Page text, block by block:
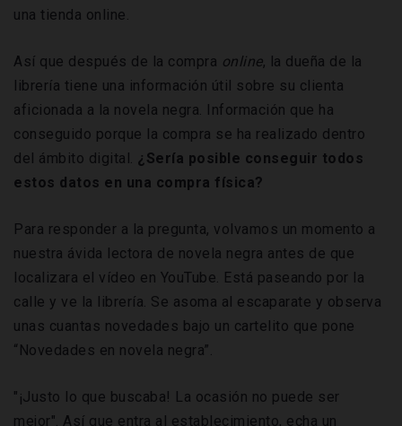
una tienda online.
Así que después de la compra online, la dueña de la
librería tiene una información útil sobre su clienta
aficionada a la novela negra. Información que ha
conseguido porque la compra se ha realizado dentro
del ámbito digital. ¿Sería posible conseguir todos
estos datos en una compra física?
Para responder a la pregunta, volvamos un momento a
nuestra ávida lectora de novela negra antes de que
localizara el vídeo en YouTube. Está paseando por la
calle y ve la librería. Se asoma al escaparate y observa
unas cuantas novedades bajo un cartelito que pone
“Novedades en novela negra”.
"¡Justo lo que buscaba! La ocasión no puede ser
mejor". Así que entra al establecimiento, echa un